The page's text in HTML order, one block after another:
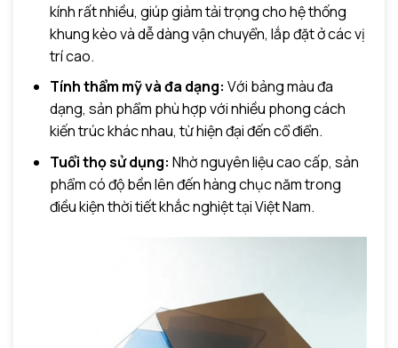
kính rất nhiều, giúp giảm tải trọng cho hệ thống
khung kèo và dễ dàng vận chuyển, lắp đặt ở các vị
trí cao.
Tính thẩm mỹ và đa dạng: Với bảng màu đa
dạng, sản phẩm phù hợp với nhiều phong cách
kiến trúc khác nhau, từ hiện đại đến cổ điển.
Tuổi thọ sử dụng: Nhờ nguyên liệu cao cấp, sản
phẩm có độ bền lên đến hàng chục năm trong
điều kiện thời tiết khắc nghiệt tại Việt Nam.